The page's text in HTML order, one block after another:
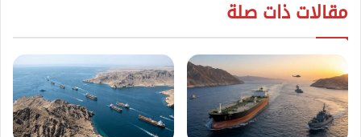
مقالات ذات صلة